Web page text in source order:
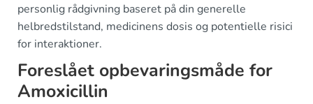
personlig rådgivning baseret på din generelle
helbredstilstand, medicinens dosis og potentielle risici
for interaktioner.
Foreslået opbevaringsmåde for
Amoxicillin